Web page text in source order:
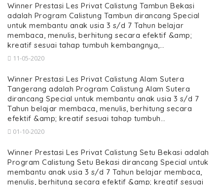
Winner Prestasi Les Privat Calistung Tambun Bekasi
adalah Program Calistung Tambun dirancang Special
untuk membantu anak usia 3 s/d 7 Tahun belajar
membaca, menulis, berhitung secara efektif &amp;
kreatif sesuai tahap tumbuh kembangnya,…
11-05-2020
Winner Prestasi Les Privat Calistung Alam Sutera
Tangerang adalah Program Calistung Alam Sutera
dirancang Special untuk membantu anak usia 3 s/d 7
Tahun belajar membaca, menulis, berhitung secara
efektif &amp; kreatif sesuai tahap tumbuh…
01-10-2020
Winner Prestasi Les Privat Calistung Setu Bekasi adalah
Program Calistung Setu Bekasi dirancang Special untuk
membantu anak usia 3 s/d 7 Tahun belajar membaca,
menulis, berhitung secara efektif &amp; kreatif sesuai